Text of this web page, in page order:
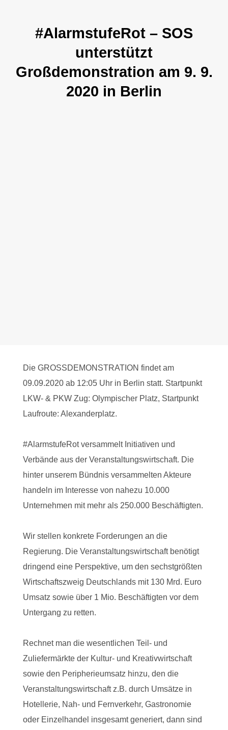
#AlarmstufeRot – SOS
unterstützt
Großdemonstration am 9. 9.
2020 in Berlin
Die GROSS­DEMONSTRATION findet am
09.09.2020 ab 12:05 Uhr in Berlin statt. Startpunkt
LKW- & PKW Zug: Olympischer Platz, Startpunkt
Laufroute: Alexanderplatz.
#AlarmstufeRot versammelt Initiativen und
Verbände aus der Veranstaltungswirtschaft. Die
hinter unserem Bündnis versammelten Akteure
handeln im Interesse von nahezu 10.000
Unternehmen mit mehr als 250.000 Beschäftigten.
Wir stellen konkrete Forderungen an die
Regierung. Die Veranstaltungswirtschaft benötigt
dringend eine Perspektive, um den sechstgrößten
Wirtschaftszweig Deutschlands mit 130 Mrd. Euro
Umsatz sowie über 1 Mio. Beschäftigten vor dem
Untergang zu retten.
Rechnet man die wesentlichen Teil- und
Zuliefermärkte der Kultur- und Kreativwirtschaft
sowie den Peripherieumsatz hinzu, den die
Veranstaltungswirtschaft z.B. durch Umsätze in
Hotellerie, Nah- und Fernverkehr, Gastronomie
oder Einzelhandel insgesamt generiert, dann sind